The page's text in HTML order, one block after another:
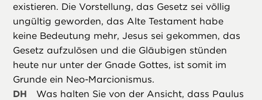
existieren. Die Vorstellung, das Gesetz sei völlig
ungültig geworden, das Alte Testament habe
keine Bedeutung mehr, Jesus sei gekommen, das
Gesetz aufzulösen und die Gläubigen stünden
heute nur unter der Gnade Gottes, ist somit im
Grunde ein Neo-Marcionismus.
DH
Was halten Sie von der Ansicht, dass Paulus